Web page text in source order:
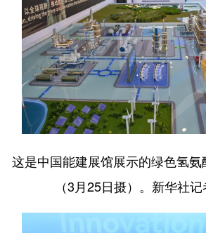
这是中国能建展馆展示的绿色氢
（3月25日摄）。新华社